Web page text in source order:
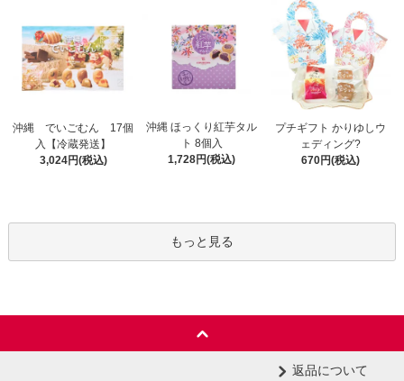
沖縄 でいごむん 17個
入【冷蔵発送】
3,024円(税込)
沖縄 ほっくり紅芋タル
ト 8個入
1,728円(税込)
プチギフト かりゆしウ
ェディング?
670円(税込)
もっと見る
返品について